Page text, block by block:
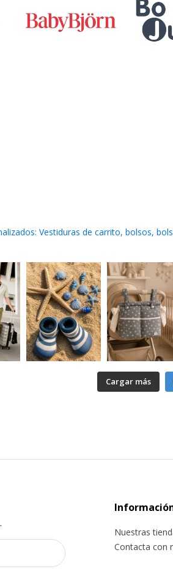
Vestiduras de carrito, bolsos,
Cargar más
Nuestras
Contacta con